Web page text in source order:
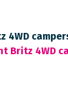
4WD
Britz 4WD